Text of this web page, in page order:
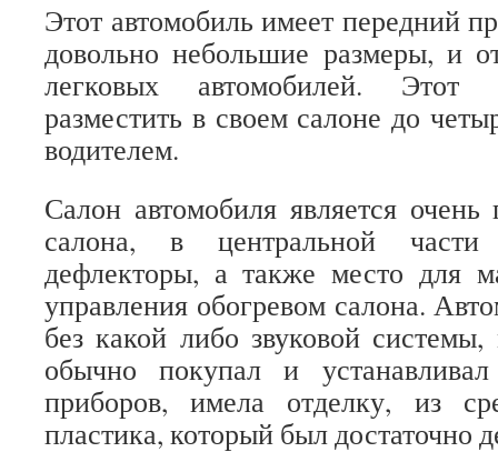
Этот автомобиль имеет передний
довольно небольшие размеры, и
легковых автомобилей. Этот
разместить в своем салоне до
водителем.
Салон автомобиля является
салона, в центральной
дефлекторы, а также место для
управления обогревом салона.
без какой либо звуковой системы,
обычно покупал и
приборов, имела отделку, из
пластика, который был достаточно